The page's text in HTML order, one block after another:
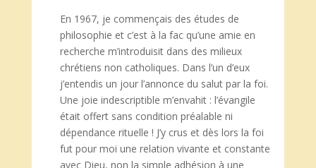
En 1967, je commençais des études de
philosophie et c’est à la fac qu’une amie en
recherche m’introduisit dans des milieux
chrétiens non catholiques. Dans l’un d’eux
j’entendis un jour l’annonce du salut par la foi.
Une joie indescriptible m’envahit : l’évangile
était offert sans condition préalable ni
dépendance rituelle ! J’y crus et dès lors la foi
fut pour moi une relation vivante et constante
avec Dieu, non la simple adhésion à une